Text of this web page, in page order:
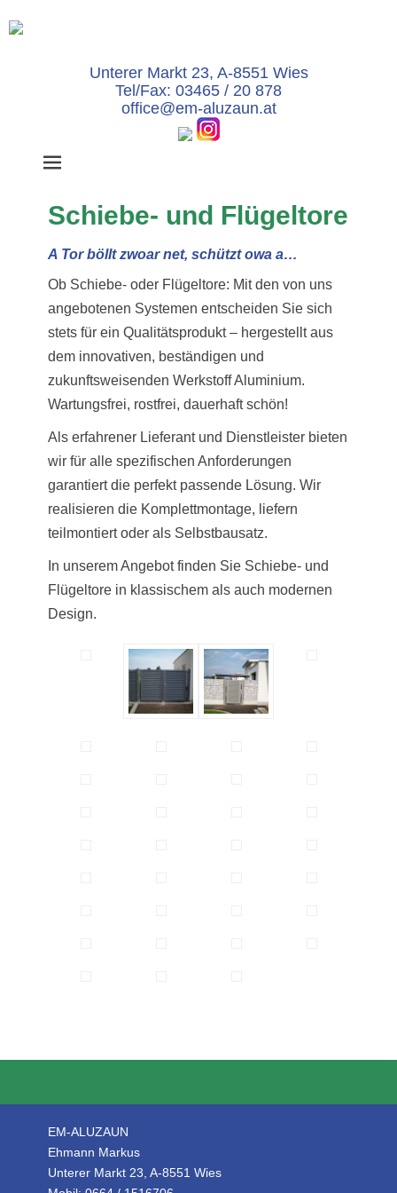
Unterer Markt 23, A-8551 Wies
Tel/Fax: 03465 / 20 878
office@em-aluzaun.at
Schiebe- und Flügeltore
A Tor böllt zwoar net, schützt owa a…
Ob Schiebe- oder Flügeltore: Mit den von uns
angebotenen Systemen entscheiden Sie sich
stets für ein Qualitätsprodukt – hergestellt aus
dem innovativen, beständigen und
zukunftsweisenden Werkstoff Aluminium.
Wartungsfrei, rostfrei, dauerhaft schön!
Als erfahrener Lieferant und Dienstleister bieten
wir für alle spezifischen Anforderungen
garantiert die perfekt passende Lösung. Wir
realisieren die Komplettmontage, liefern
teilmontiert oder als Selbstbausatz.
In unserem Angebot finden Sie Schiebe- und
Flügeltore in klassischem als auch modernen
Design.
EM-ALUZAUN
Ehmann Markus
Unterer Markt 23, A-8551 Wies